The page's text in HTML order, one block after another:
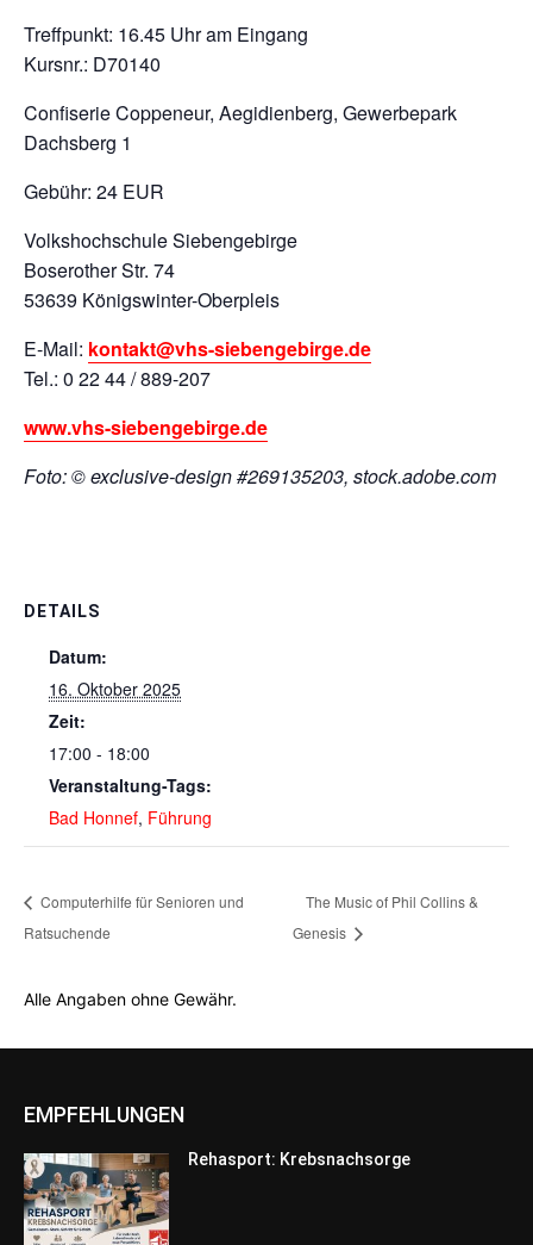
Treffpunkt: 16.45 Uhr am Eingang
Kursnr.: D70140
Confiserie Coppeneur, Aegidienberg, Gewerbepark
Dachsberg 1
Gebühr: 24 EUR
Volkshochschule Siebengebirge
Boserother Str. 74
53639 Königswinter-Oberpleis
E-Mail: kontakt@vhs-siebengebirge.de
Tel.: 0 22 44 / 889-207
www.vhs-siebengebirge.de
Foto: © exclusive-design #269135203, stock.adobe.com
DETAILS
Datum:
16. Oktober 2025
Zeit:
17:00 - 18:00
Veranstaltung-Tags:
Bad Honnef, Führung
Computerhilfe für Senioren und
Ratsuchende
The Music of Phil Collins &
Genesis
Alle Angaben ohne Gewähr.
EMPFEHLUNGEN
Rehasport: Krebsnachsorge